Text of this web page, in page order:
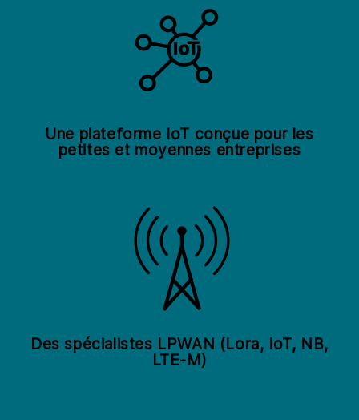
Une plateforme IoT conçue pour les
petites et moyennes entreprises
Des spécialistes LPWAN (Lora, IoT, NB,
LTE-M)